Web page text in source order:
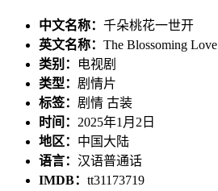
中文名称： 千朵桃花一世开
英文名称： The Blossoming Love
类别：
电视剧
类型： 剧情片
标签： 剧情 古装
时间： 2025年1月2日
地区： 中国大陆
语言： 汉语普通话
IMDB： tt31173719